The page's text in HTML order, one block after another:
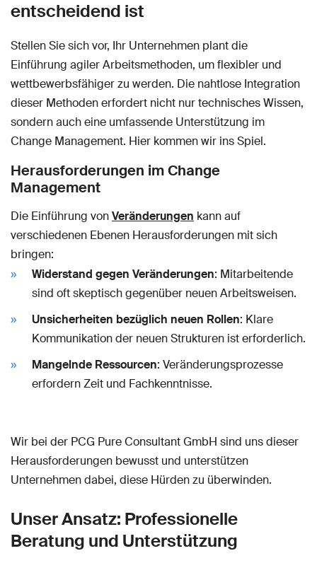
entscheidend ist
Stellen Sie sich vor, Ihr Unternehmen plant die
Einführung agiler Arbeitsmethoden, um flexibler und
wettbewerbsfähiger zu werden. Die nahtlose Integration
dieser Methoden erfordert nicht nur technisches Wissen,
sondern auch eine umfassende Unterstützung im
Change Management. Hier kommen wir ins Spiel.
Herausforderungen im Change
Management
Die Einführung vonVeränderungen kann auf
verschiedenen Ebenen Herausforderungen mit sich
bringen:
Widerstand gegen Veränderungen: Mitarbeitende
sind oft skeptisch gegenüber neuen Arbeitsweisen.
Unsicherheiten bezüglich neuen Rollen: Klare
Kommunikation der neuen Strukturen ist erforderlich.
Mangelnde Ressourcen: Veränderungsprozesse
erfordern Zeit und Fachkenntnisse.
Wir bei der PCG Pure Consultant GmbH sind uns dieser
Herausforderungen bewusst und unterstützen
Unternehmen dabei, diese Hürden zu überwinden.
Unser Ansatz: Professionelle
Beratung und Unterstützung